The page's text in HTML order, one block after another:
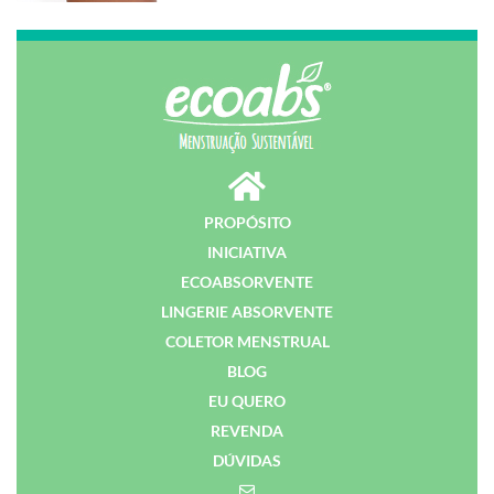
PROPÓSITO
INICIATIVA
ECOABSORVENTE
LINGERIE ABSORVENTE
COLETOR MENSTRUAL
BLOG
EU QUERO
REVENDA
DÚVIDAS